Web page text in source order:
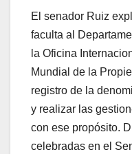
El senador Ruiz
faculta al
la Oficina
Mundial de la
registro de la
y realizar las
con ese propósito.
celebradas en el